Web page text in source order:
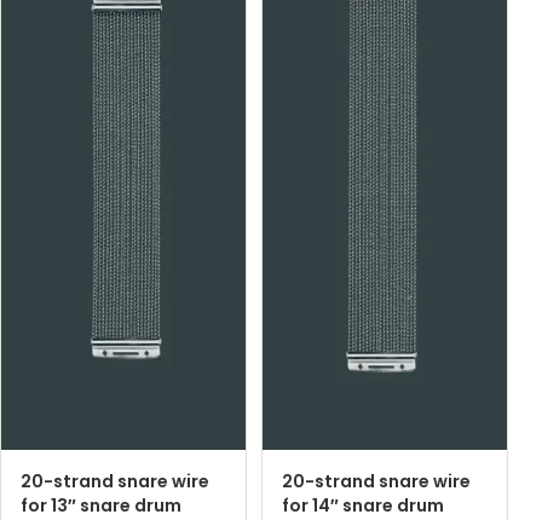
20-strand snare wire
for 13″ snare drum
20-strand snare wire
for 14″ snare drum